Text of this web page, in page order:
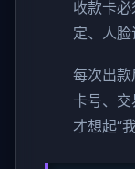
收款卡
定、人脸
每次出
卡号、
才想起“